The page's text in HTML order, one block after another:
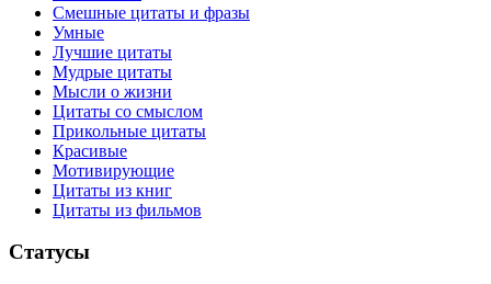
Смешные цитаты и фразы
Умные
Лучшие цитаты
Мудрые цитаты
Мысли о жизни
Цитаты со смыслом
Прикольные цитаты
Красивые
Мотивирующие
Цитаты из книг
Цитаты из фильмов
Статусы